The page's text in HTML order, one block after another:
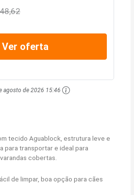
Ver oferta
agosto de 2026 15:46
tecido Aguablock, estrutura leve e
para transportar e ideal para
cobertas.
de limpar, boa opção para cães